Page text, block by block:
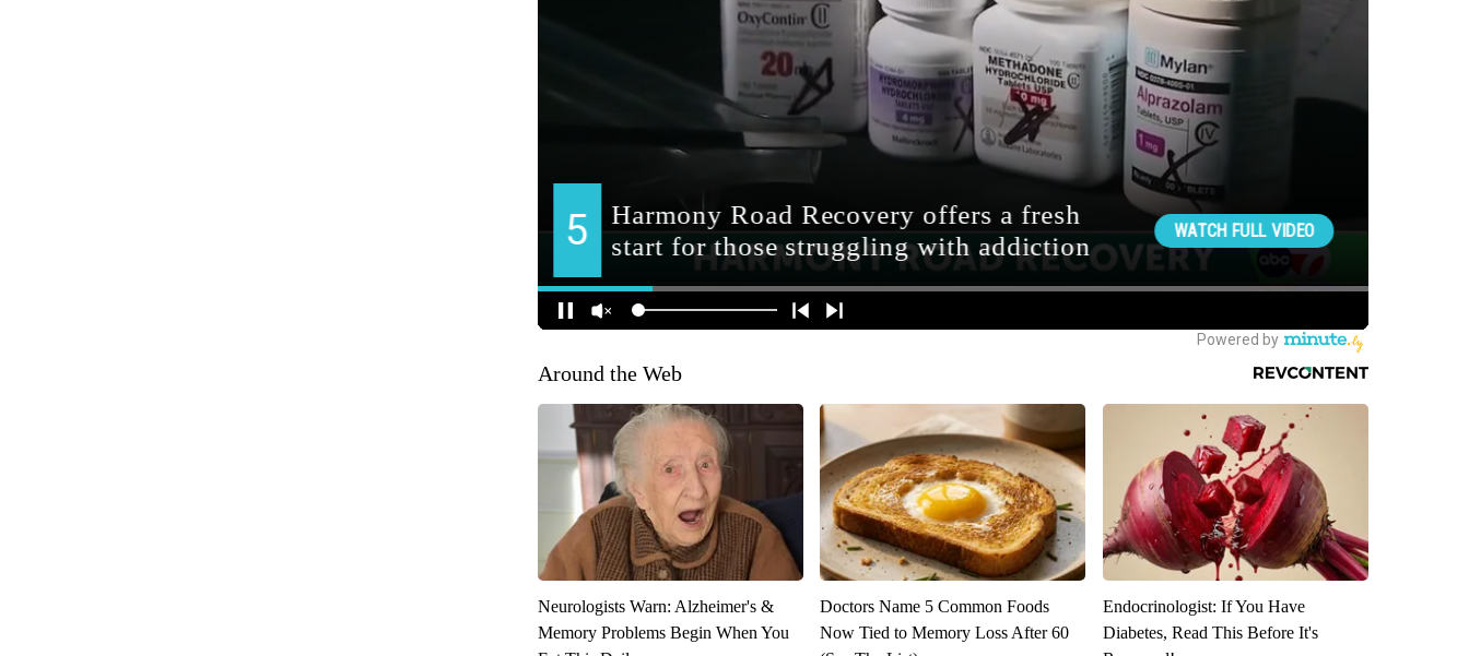
Around the Web
Neurologists Warn: Alzheimer's &
Memory Problems Begin When You
Doctors Name 5 Common Foods
Now Tied to Memory Loss After 60
Endocrinologist: If You Have
Diabetes, Read This Before It's